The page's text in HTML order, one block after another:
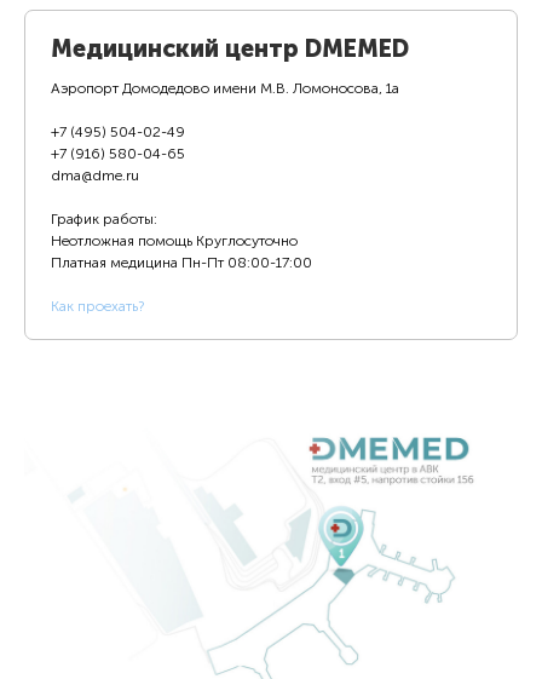
Медицинский центр DMEMED
Аэропорт Домодедово имени М.В. Ломоносова, 1а
+7 (495) 504-02-49
+7 (916) 580-04-65
dma@dme.ru
График работы:
Неотложная помощь Круглосуточно
Платная медицина Пн-Пт 08:00-17:00
Как проехать?